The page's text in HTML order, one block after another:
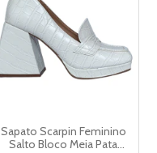
Sapato Scarpin Feminino
Salto Bloco Meia Pata